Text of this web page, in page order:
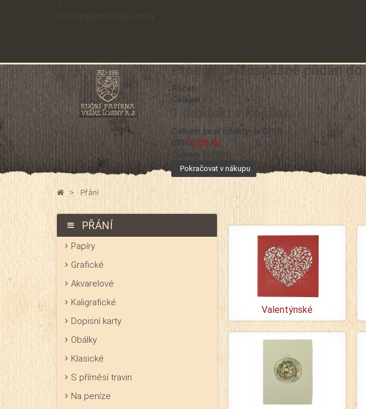
Produkt byl úspěšně přidán
Počet
Celkem
1 produkt v košíku.
Celkem za produkty: (s DPH)
DPH 0,00 Kč
Celkem (s DPH)
Pokračovat v nákupu
> Přání
Valentýnské
PŘÁNÍ
Papíry
Grafické
Akvarelové
Kaligrafické
Dopisní karty
Obálky
Klasické
S příměsí travin
Na peníze